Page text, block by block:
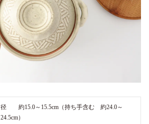
径 約15.0～15.5cm（持ち手含む 約24.0～
24.5cm）